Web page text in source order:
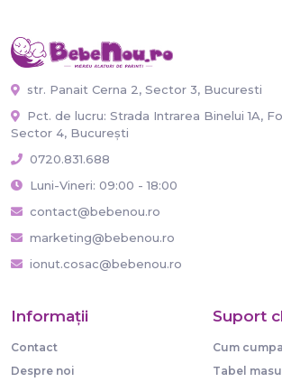
str. Panait Cerna 2, Sector 3, Bucuresti
Pct. de lucru: Strada Intrarea Binelui 1A,
Sector 4, București
0720.831.688
Luni-Vineri: 09:00 - 18:00
contact@bebenou.ro
marketing@bebenou.ro
ionut.cosac@bebenou.ro
Informaţii
Contact
Despre noi
Suport
Cum
Tabel